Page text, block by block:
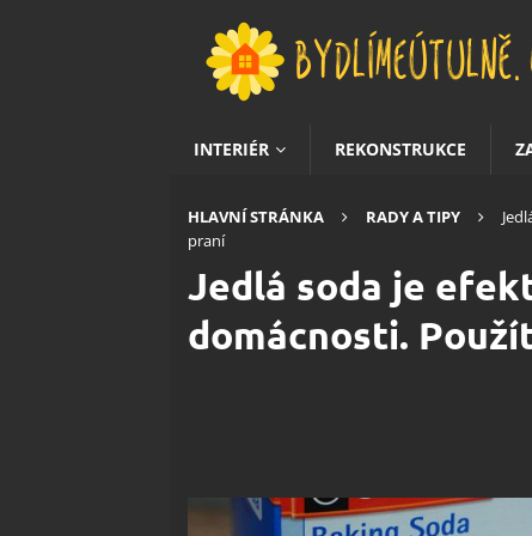
INTERIÉR REKONSTRUKCE
HLAVNÍ STRÁNKA RADY A TIPY
praní
Jedlá soda je
domácnosti.